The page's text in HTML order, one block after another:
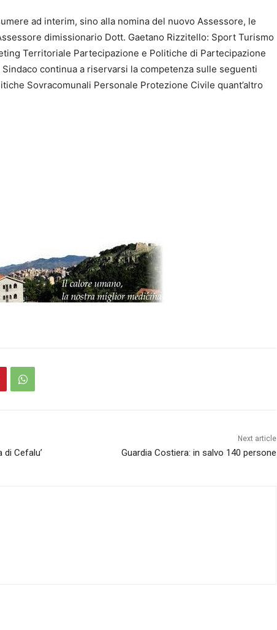
ad interim, sino alla nomina del nuovo Assessore, le
dimissionario Dott. Gaetano Rizzitello: Sport Turismo
Territoriale Partecipazione e Politiche di Partecipazione
continua a riservarsi la competenza sulle seguenti
Sovracomunali Personale Protezione Civile quant’altro
Cefalu’
Next article
Guardia Costiera: in salvo 140 persone